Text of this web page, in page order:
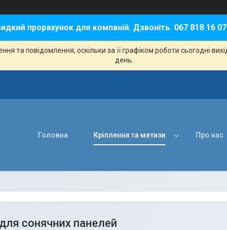
прорахунок для компаній. Дзвоніть 067 818 16 07
та повідомлення, оскільки за її графіком роботи сьогодні
день.
Головна Кріплення та метизи Про нас
сонячних панелей